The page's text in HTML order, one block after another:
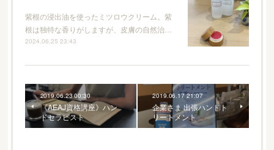
紫根の浸出油を使ったミツロウクリーム。紫
根は独特な香りがしますが、皮膚の自然治…
2024.06.25 23:43
2019.06.23 00:30
《AEAJ資格講座》ハン
ドセラピスト
2019.06.17 21:07
企業さま 出張ハンドト
リートメント